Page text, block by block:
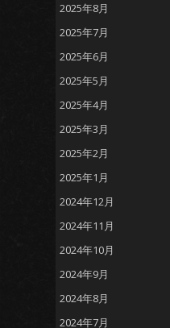
2025年8月
2025年7月
2025年6月
2025年5月
2025年4月
2025年3月
2025年2月
2025年1月
2024年12月
2024年11月
2024年10月
2024年9月
2024年8月
2024年7月